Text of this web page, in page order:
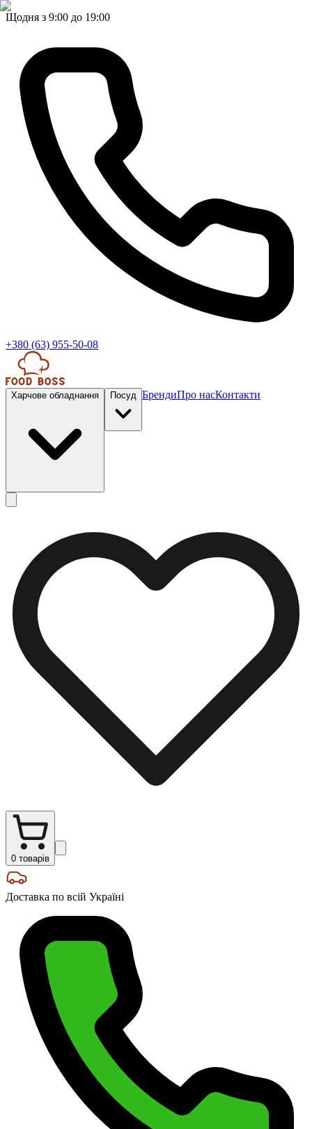
Щодня з 9:00 до 19:00
+380 (63) 955-50-08
Харчове обладнання Посуд БрендиПро насКонтакти
0 товарів
Доставка по всій Україні